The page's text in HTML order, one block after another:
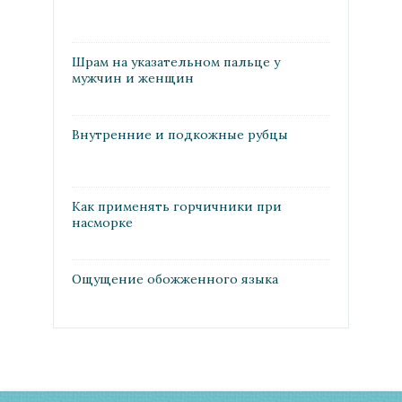
Шрам на указательном пальце у
мужчин и женщин
Внутренние и подкожные рубцы
Как применять горчичники при
насморке
Ощущение обожженного языка